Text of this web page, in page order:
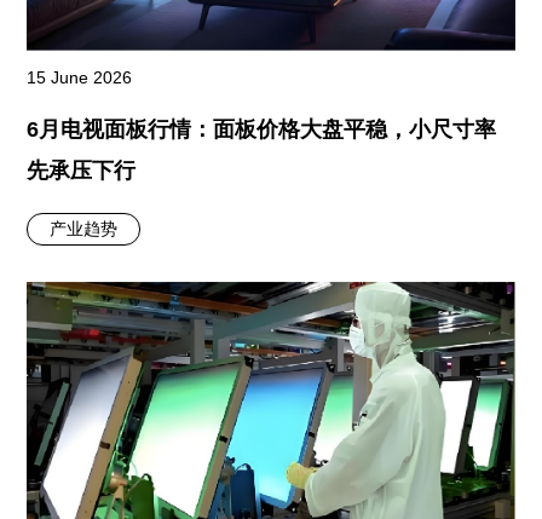
15 June 2026
6月电视面板行情：面板价格大盘平稳，小尺寸率
先承压下行
产业趋势